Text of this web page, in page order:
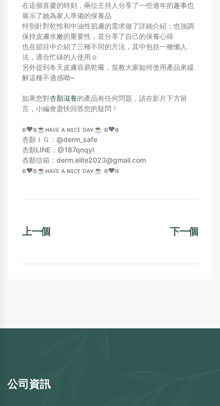
在這個喜慶的時刻，兩位主持人分享了一些過年的趣事也
展示了她為家人準備的保養品
特別針對乾性和中油性肌膚的需求做了詳細介紹；也強調
保持皮膚水嫩的重要性，並分享了自己的保養心得
也在節目中介紹了三種不同的方法，其中包括一種懶人
法，適合忙碌的人使用☺️
另外提到冬天皮膚容易乾癢，並教大家如何使用產品來緩
解這種不適感呦~
如果您對杏顏滋養的產品有任何問題，請在影片下方留
言，小編會盡快回答您的疑問！
ʚ❤️ɞ☕️ʜᴀᴠᴇ ᴀ ɴɪᴄᴇ ᴅᴀʏ☕️ ʚ❤️ɞ
杏顏ＩＧ：@derm_safe
杏顏LINE：@187qnqyl
杏顏信箱：derm.elite2023@gmail.com
ʚ❤️ɞ☕️ʜᴀᴠᴇ ᴀ ɴɪᴄᴇ ᴅᴀʏ☕️ ʚ❤️ɞ
上一個 下一個
公司資訊